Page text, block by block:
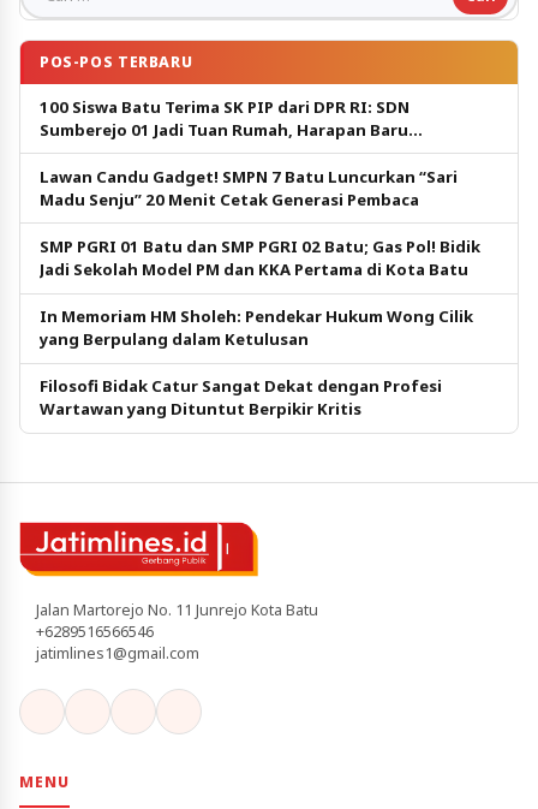
Cari untuk:
POS-POS TERBARU
100 Siswa Batu Terima SK PIP dari DPR RI: SDN
Sumberejo 01 Jadi Tuan Rumah, Harapan Baru
Pendidikan Gratis
Lawan Candu Gadget! SMPN 7 Batu Luncurkan “Sari
Madu Senju” 20 Menit Cetak Generasi Pembaca
SMP PGRI 01 Batu dan SMP PGRI 02 Batu; Gas Pol! Bidik
Jadi Sekolah Model PM dan KKA Pertama di Kota Batu
In Memoriam HM Sholeh: Pendekar Hukum Wong Cilik
yang Berpulang dalam Ketulusan
Filosofi Bidak Catur Sangat Dekat dengan Profesi
Wartawan yang Dituntut Berpikir Kritis
Jalan Martorejo No. 11 Junrejo Kota Batu
+6289516566546
jatimlines1@gmail.com
MENU